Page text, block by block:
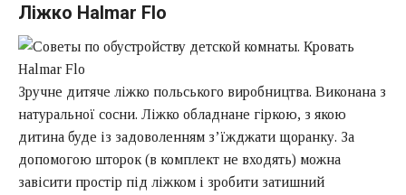
Ліжко Halmar Flo
Зручне дитяче ліжко польського виробництва. Виконана з
натуральної сосни. Ліжко обладнане гіркою, з якою
дитина буде із задоволенням з’їжджати щоранку. За
допомогою шторок (в комплект не входять) можна
завісити простір під ліжком і зробити затишний